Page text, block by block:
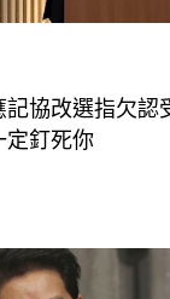
記協改選指欠
定釘死你